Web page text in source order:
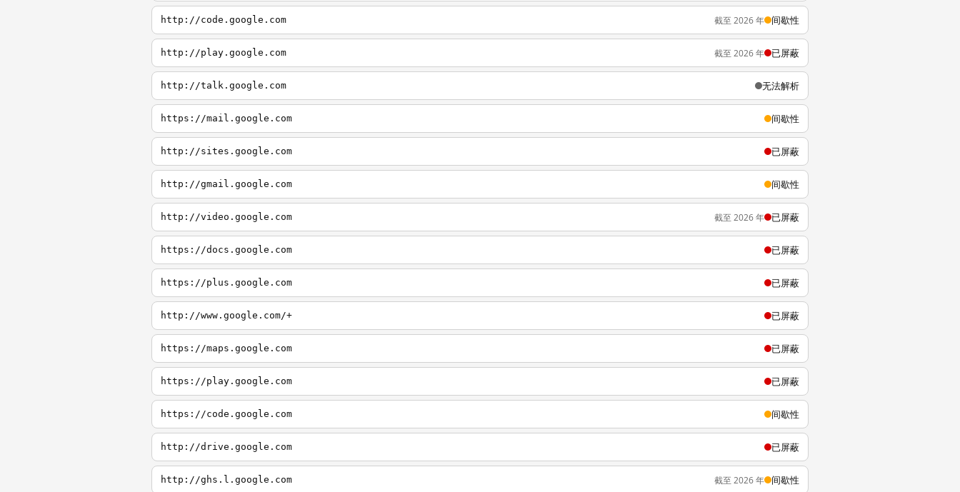
http://code.google.com 截至 2026 年 间歇性
http://play.google.com 截至 2026 年 已屏蔽
http://talk.google.com 无法解析
https://mail.google.com 间歇性
http://sites.google.com 已屏蔽
http://gmail.google.com 间歇性
http://video.google.com 截至 2026 年 已屏蔽
https://docs.google.com 已屏蔽
https://plus.google.com 已屏蔽
http://www.google.com/+ 已屏蔽
https://maps.google.com 已屏蔽
https://play.google.com 已屏蔽
https://code.google.com 间歇性
http://drive.google.com 已屏蔽
http://ghs.l.google.com 截至 2026 年 间歇性